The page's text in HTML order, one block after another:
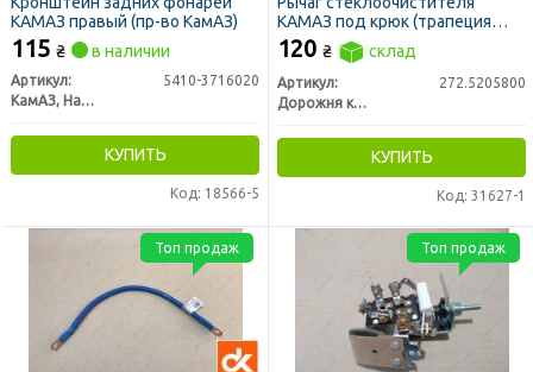
КАМАЗ правый (пр-во КамАЗ)
115 ₴ в наличии
Артикул:
5410-3716020
КамАЗ, Набережные Челны
КУПИТЬ
Код: 18566-5
КАМАЗ под крюк (трапеция
нов. обр, крепление нов. обр.)
(ДК)
120 ₴ склад
Артикул:
272.5205800
Дорожня карта
КУПИТЬ
Код: 31627-1
Топ продаж Топ продаж